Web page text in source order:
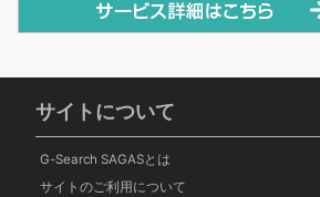
サイトについて
G-Search SAGASとは
サイトのご利用について